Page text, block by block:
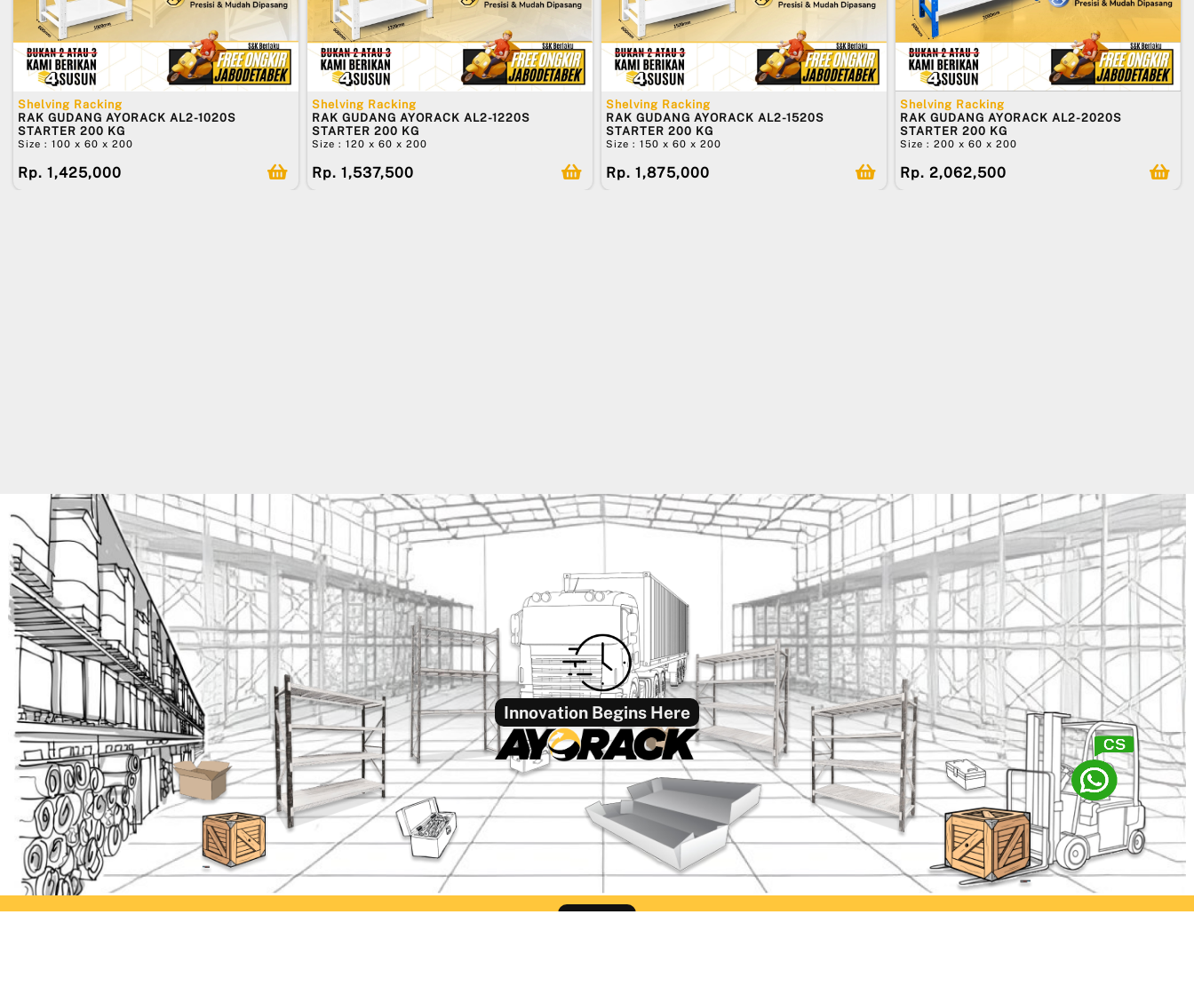
Shelving Racking
RAK GUDANG AYORACK AL2-1020S
STARTER 200 KG
Size : 100 x 60 x 200
Rp. 1,425,000
Shelving Racking
RAK GUDANG AYORACK AL2-1220S
STARTER 200 KG
Size : 120 x 60 x 200
Rp. 1,537,500
Shelving Racking
RAK GUDANG AYORACK AL2-1520S
STARTER 200 KG
Size : 150 x 60 x 200
Rp. 1,875,000
Shelving Racking
RAK GUDANG AYORACK AL2-2020S
STARTER 200 KG
Size : 200 x 60 x 200
Rp. 2,062,500
Innovation Begins Here